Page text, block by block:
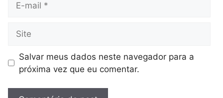
mail
Salvar meus dados neste navegador para a
próxima vez que eu comentar.